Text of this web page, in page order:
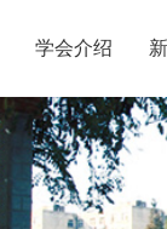
学会介绍